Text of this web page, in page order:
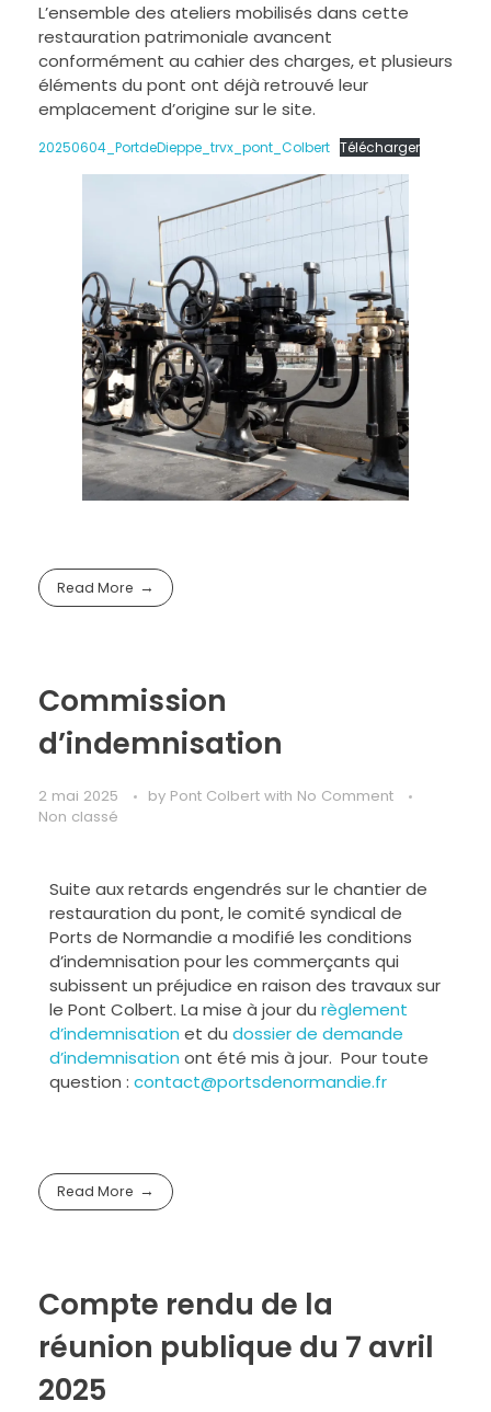
L’ensemble des ateliers mobilisés dans cette
restauration patrimoniale avancent
conformément au cahier des charges, et plusieurs
éléments du pont ont déjà retrouvé leur
emplacement d’origine sur le site.
20250604_PortdeDieppe_trvx_pont_Colbert Télécharger
Read More
Commission
d’indemnisation
2 mai 2025 by Pont Colbert with No Comment
Non classé
Suite aux retards engendrés sur le chantier de
restauration du pont, le comité syndical de
Ports de Normandie a modifié les conditions
d’indemnisation pour les commerçants qui
subissent un préjudice en raison des travaux sur
le Pont Colbert. La mise à jour du règlement
d’indemnisation et du dossier de demande
d’indemnisation ont été mis à jour. Pour toute
question : contact@portsdenormandie.fr
Read More
Compte rendu de la
réunion publique du 7 avril
2025